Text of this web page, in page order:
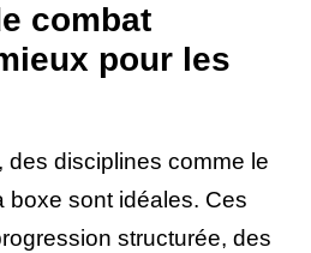
combat
pour les
des disciplines comme le
boxe sont idéales. Ces
structurée, des